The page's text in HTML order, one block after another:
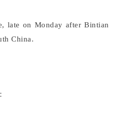
late on Monday after Bintian
China.